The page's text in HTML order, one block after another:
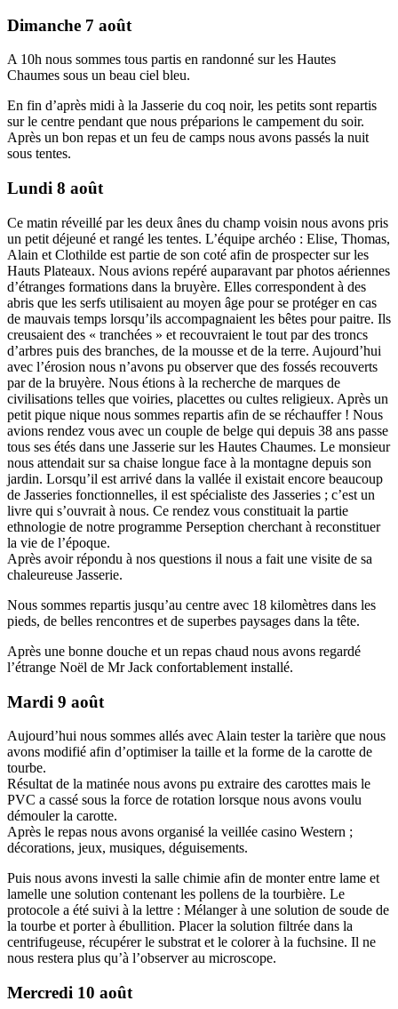
Dimanche 7 août
A 10h nous sommes tous partis en randonné sur les Hautes
Chaumes sous un beau ciel bleu.
En fin d’après midi à la Jasserie du coq noir, les petits sont repartis
sur le centre pendant que nous préparions le campement du soir.
Après un bon repas et un feu de camps nous avons passés la nuit
sous tentes.
Lundi 8 août
Ce matin réveillé par les deux ânes du champ voisin nous avons pris
un petit déjeuné et rangé les tentes. L’équipe archéo : Elise, Thomas,
Alain et Clothilde est partie de son coté afin de prospecter sur les
Hauts Plateaux. Nous avions repéré auparavant par photos aériennes
d’étranges formations dans la bruyère. Elles correspondent à des
abris que les serfs utilisaient au moyen âge pour se protéger en cas
de mauvais temps lorsqu’ils accompagnaient les bêtes pour paitre. Ils
creusaient des « tranchées » et recouvraient le tout par des troncs
d’arbres puis des branches, de la mousse et de la terre. Aujourd’hui
avec l’érosion nous n’avons pu observer que des fossés recouverts
par de la bruyère. Nous étions à la recherche de marques de
civilisations telles que voiries, placettes ou cultes religieux. Après un
petit pique nique nous sommes repartis afin de se réchauffer ! Nous
avions rendez vous avec un couple de belge qui depuis 38 ans passe
tous ses étés dans une Jasserie sur les Hautes Chaumes. Le monsieur
nous attendait sur sa chaise longue face à la montagne depuis son
jardin. Lorsqu’il est arrivé dans la vallée il existait encore beaucoup
de Jasseries fonctionnelles, il est spécialiste des Jasseries ; c’est un
livre qui s’ouvrait à nous. Ce rendez vous constituait la partie
ethnologie de notre programme Perseption cherchant à reconstituer
la vie de l’époque.
Après avoir répondu à nos questions il nous a fait une visite de sa
chaleureuse Jasserie.
Nous sommes repartis jusqu’au centre avec 18 kilomètres dans les
pieds, de belles rencontres et de superbes paysages dans la tête.
Après une bonne douche et un repas chaud nous avons regardé
l’étrange Noël de Mr Jack confortablement installé.
Mardi 9 août
Aujourd’hui nous sommes allés avec Alain tester la tarière que nous
avons modifié afin d’optimiser la taille et la forme de la carotte de
tourbe.
Résultat de la matinée nous avons pu extraire des carottes mais le
PVC a cassé sous la force de rotation lorsque nous avons voulu
démouler la carotte.
Après le repas nous avons organisé la veillée casino Western ;
décorations, jeux, musiques, déguisements.
Puis nous avons investi la salle chimie afin de monter entre lame et
lamelle une solution contenant les pollens de la tourbière. Le
protocole a été suivi à la lettre : Mélanger à une solution de soude de
la tourbe et porter à ébullition. Placer la solution filtrée dans la
centrifugeuse, récupérer le substrat et le colorer à la fuchsine. Il ne
nous restera plus qu’à l’observer au microscope.
Mercredi 10 août